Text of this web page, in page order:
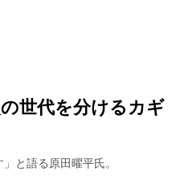
世代を分けるカギ
と語る原田曜平氏。